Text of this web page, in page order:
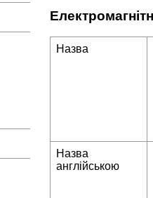
Назва
Назва
англійською